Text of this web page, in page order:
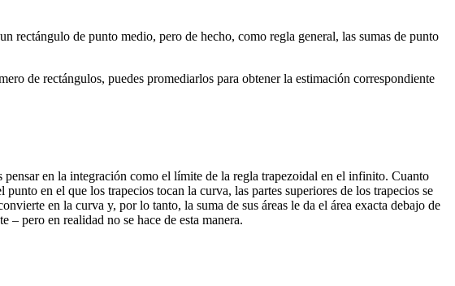
rectángulo de punto medio, pero de hecho, como regla general, las sumas de punto
de rectángulos, puedes promediarlos para obtener la estimación correspondiente
en la integración como el límite de la regla trapezoidal en el infinito. Cuanto
en el que los trapecios tocan la curva, las partes superiores de los trapecios se
en la curva y, por lo tanto, la suma de sus áreas le da el área exacta debajo de
– pero en realidad no se hace de esta manera.